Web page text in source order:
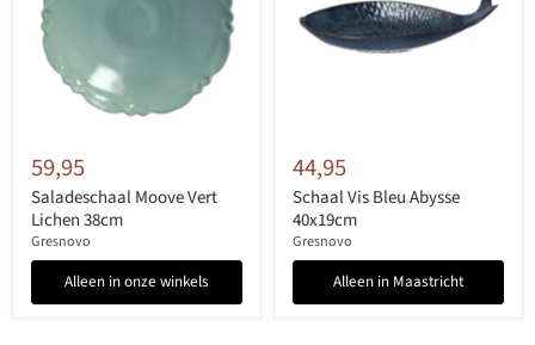
59,95
Saladeschaal Moove Vert
Lichen 38cm
Gresnovo
Alleen in onze winkels
44,95
Schaal Vis Bleu Abysse
40x19cm
Gresnovo
Alleen in Maastricht